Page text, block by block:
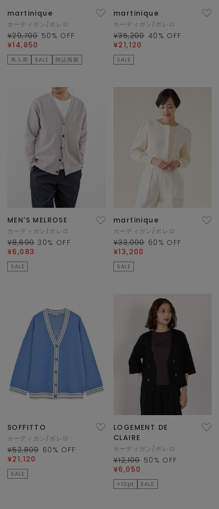
martinique
カーディガン/ボレロ
¥29,700 50 % OFF
¥14,850
再入荷 SALE 雑誌掲載
martinique
カーディガン/ボレロ
¥35,200 40 % OFF
¥21,120
SALE
MEN'S MELROSE
カーディガン/ボレロ
¥8,690 30% OFF
¥6,083
SALE
martinique
カーディガン/ボレロ
¥33,000 60 % OFF
¥13,200
SALE
SOFFITTO
カーディガン/ボレロ
¥52,800 60 % OFF
¥21,120
SALE
LOGEMENT DE
CLAIRE
カーディガン/ボレロ
¥12,100 50 % OFF
¥6,050
×10pt SALE